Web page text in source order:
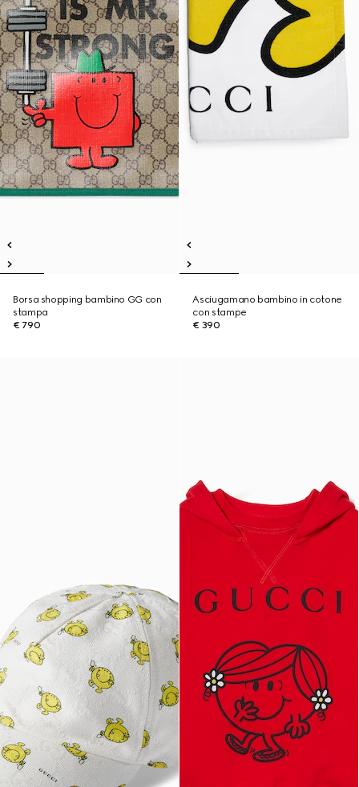
Borsa shopping bambino GG con
stampa
€ 790
Asciugamano bambino in cotone
con stampe
€ 390